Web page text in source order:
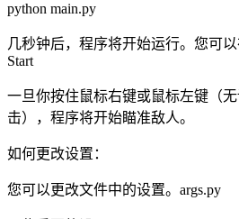
python main.py
几秒钟后，程序将开始运行。您可
Start
一旦你按住鼠标右键或鼠标左键（
击），程序将开始瞄准敌人。
如何更改设置：
您可以更改文件中的设置。args.py